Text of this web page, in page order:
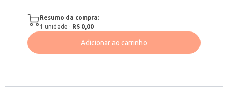
Resumo da compra:
1 unidade · R$ 0,00
Adicionar ao carrinho